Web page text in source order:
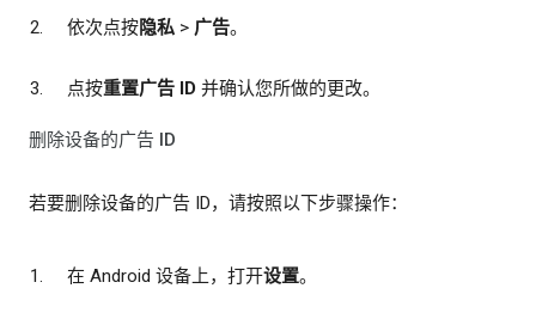
依次点按隐私 > 广告。
点按重置广告 ID 并确认您所做的更改。
删除设备的广告 ID
若要删除设备的广告 ID，请按照以下步骤操作：
在 Android 设备上，打开设置。